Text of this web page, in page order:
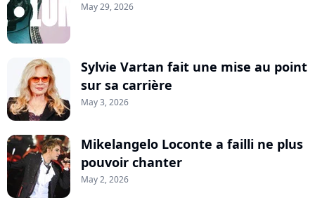
May 29, 2026
Sylvie Vartan fait une mise au point
sur sa carrière
May 3, 2026
Mikelangelo Loconte a failli ne plus
pouvoir chanter
May 2, 2026